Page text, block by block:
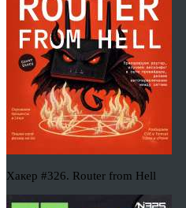
Хакер #326. Router from Hell